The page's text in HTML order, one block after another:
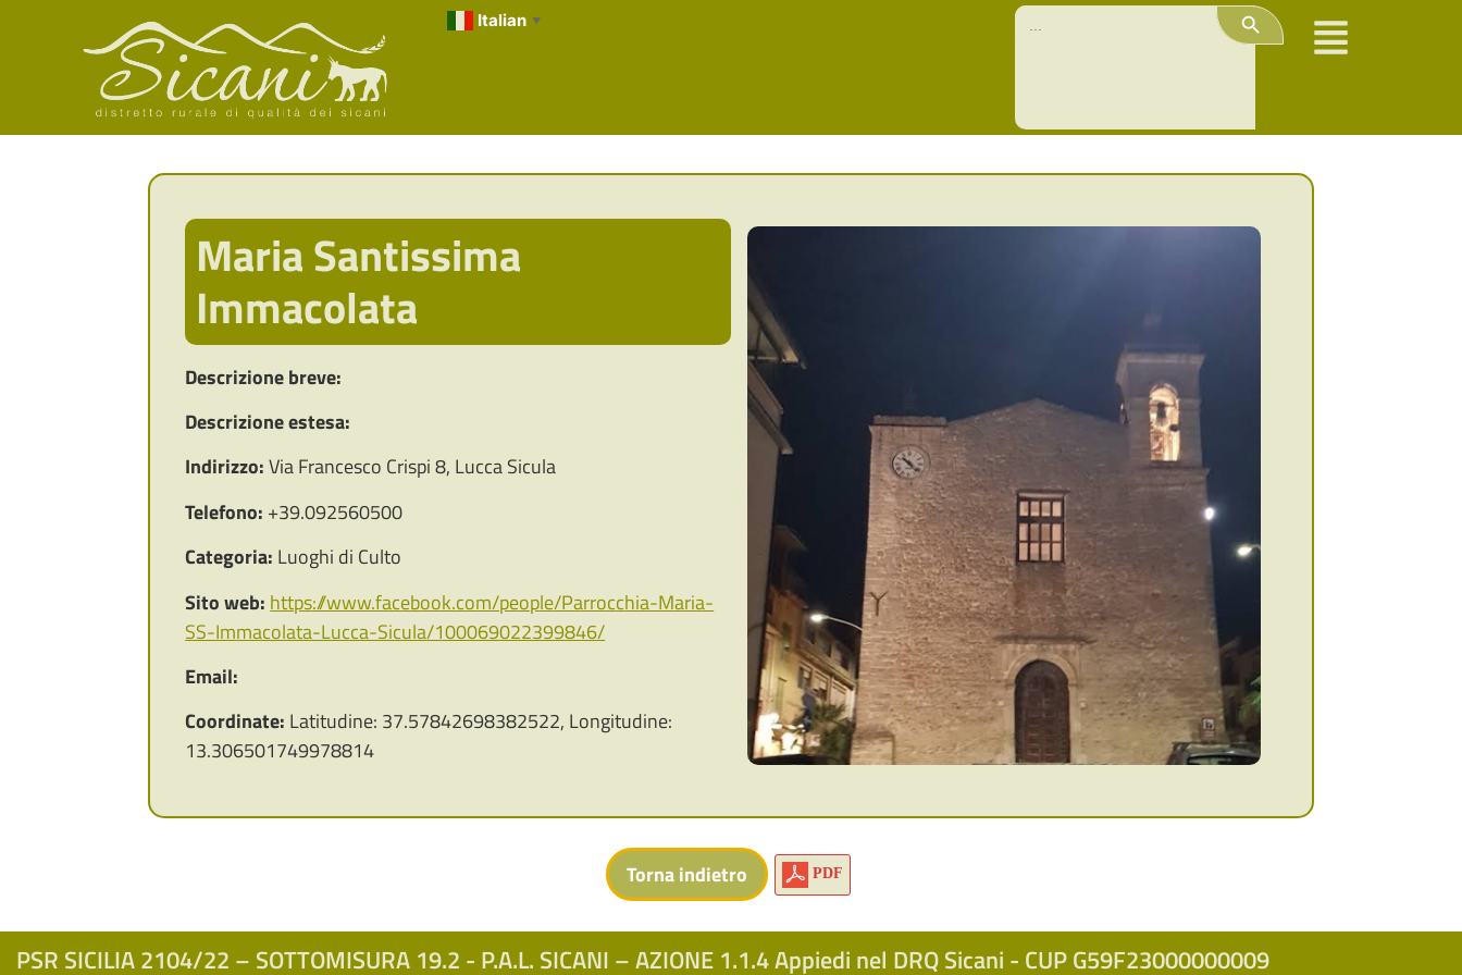
Italian ▼
Search
for:
Search Button
Maria Santissima
Immacolata
Descrizione breve:
Descrizione estesa:
Indirizzo:Via Francesco Crispi 8, Lucca Sicula
Telefono: +39.092560500
Categoria: Luoghi di Culto
Sito web: https://www.facebook.com/people/Parrocchia-Maria-
SS-Immacolata-Lucca-Sicula/100069022399846/
Email:
Coordinate: Latitudine: 37.57842698382522, Longitudine:
13.306501749978814
PDF
PSR SICILIA 2104/22 – SOTTOMISURA 19.2 - P.A.L. SICANI – AZIONE 1.1.4 Appiedi nel DRQ Sicani - CUP G59F23000000009